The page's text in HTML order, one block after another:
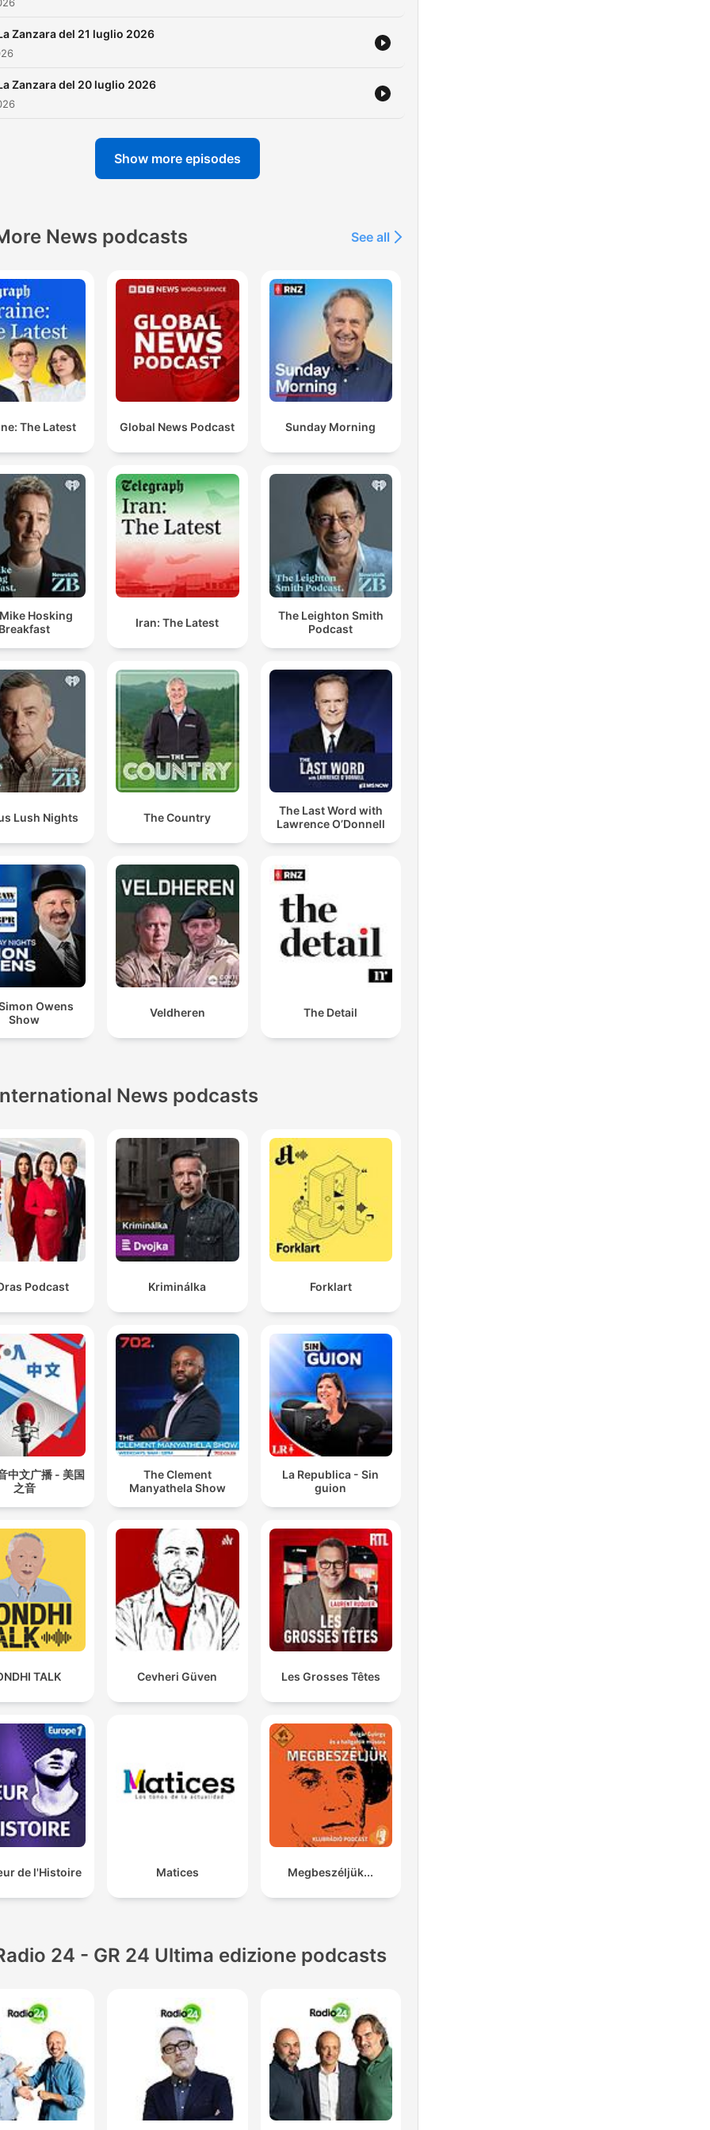
Zanzara del 21 luglio 2026
Zanzara del 20 luglio 2026
Show more episodes
News podcasts See all
The Latest Global News Podcast Sunday Morning
Hosking
Iran: The Latest
The Leighton Smith
Podcast
Lush Nights The Country
The Last Word with
Lawrence O’Donnell
Owens
Show
Veldheren The Detail
News podcasts
Podcast Kriminálka Forklart
中文广播 - 美国
之音
The Clement
Manyathela Show
La Republica - Sin
guion
TALK Cevheri Güven Les Grosses Têtes
de l'Histoire Matices Megbeszéljük...
24 - GR 24 Ultima edizione podcasts